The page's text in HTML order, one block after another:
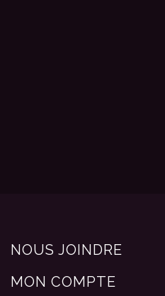
NOUS JOINDRE
MON COMPTE